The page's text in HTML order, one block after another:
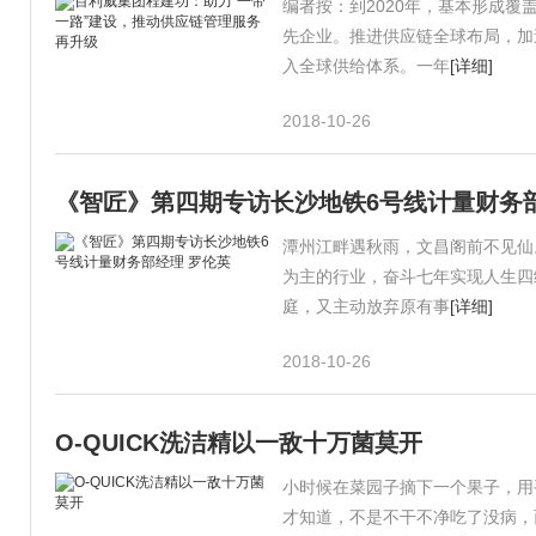
编者按：到2020年，基本形成覆
先企业。推进供应链全球布局，
入全球供给体系。一年[详细]
2018-10-26
《智匠》第四期专访长沙地铁6号线计量财务
潭州江畔遇秋雨，文昌阁前不见
为主的行业，奋斗七年实现人生
庭，又主动放弃原有事[详细]
2018-10-26
O-QUICK洗洁精以一敌十万菌莫开
小时候在菜园子摘下一个果子，
才知道，不是不干不净吃了没病